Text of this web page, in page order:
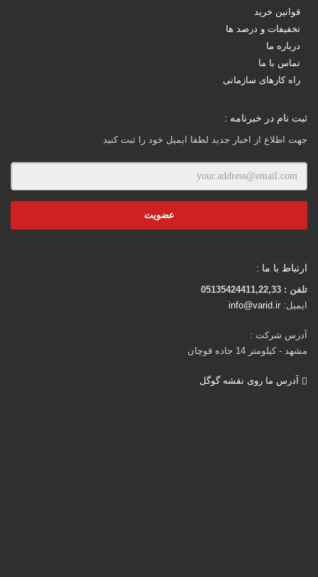
قوانین خرید
تخفیفات و درصد ها
درباره ما
تماس با ما
راه کارهای سازمانی
ثبت نام در خبرنامه :
جهت اطلاع از اخبار جدید لطفا ایمیل خود را ثبت کنید
ارتباط با ما :
تلفن : 05135424411,22,33
ایمیل: info@varid.ir
آدرس شرکت :
مشهد - کیلومتر 14 جاده قوچان
آدرس ما روی نقشه گوگل